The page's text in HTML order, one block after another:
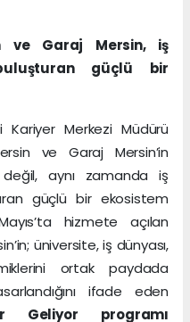
ve Garaj Mersin, iş
güçlü bir
Kariyer Merkezi Müdürü
ve Garaj Mersin’in
aynı zamanda iş
güçlü bir ekosistem
hizmete açılan
üniversite, iş dünyası,
ortak paydada
ifade eden
Geliyor programı